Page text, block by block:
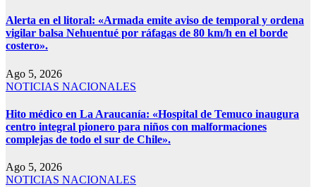
Alerta en el litoral: «Armada emite aviso de temporal y ordena
vigilar balsa Nehuentué por ráfagas de 80 km/h en el borde
costero».
Ago 5, 2026
NOTICIAS NACIONALES
Hito médico en La Araucanía: «Hospital de Temuco inaugura
centro integral pionero para niños con malformaciones
complejas de todo el sur de Chile».
Ago 5, 2026
NOTICIAS NACIONALES